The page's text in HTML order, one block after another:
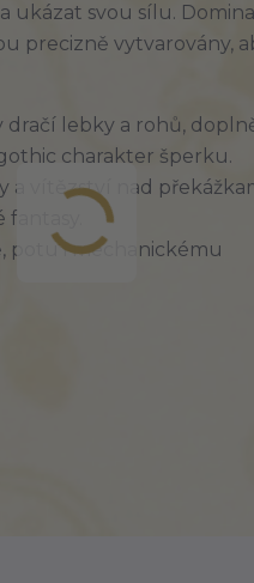
ukázat svou sílu.
precizně vytvarovány,
lebky a rohů,
charakter šperku.
a vítězství nad
potu i mechanickému